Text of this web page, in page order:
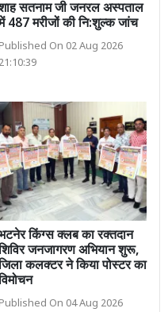
सतनाम जी जनरल अस्पताल
487 मरीजों की नि:शुल्क जांच
Published On 02 Aug 2026
21:10:39
किंग्स क्लब का रक्तदान
जनजागरण अभियान शुरू,
कलक्टर ने किया पोस्टर का
Published On 04 Aug 2026